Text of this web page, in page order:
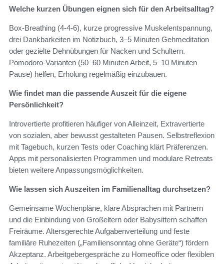
Welche kurzen Übungen eignen sich für den Arbeitsalltag?
Box‑Breathing (4‑4‑6), kurze progressive Muskelentspannung,
drei Dankbarkeiten im Notizbuch, 3–5 Minuten Gehmeditation
oder gezielte Dehnübungen für Nacken und Schultern.
Pomodoro‑Varianten (50–60 Minuten Arbeit, 5–10 Minuten
Pause) helfen, Erholung regelmäßig einzubauen.
Wie findet man die passende Auszeit für die eigene
Persönlichkeit?
Introvertierte profitieren häufiger von Alleinzeit, Extravertierte
von sozialen, aber bewusst gestalteten Pausen. Selbstreflexion
mit Tagebuch, kurzen Tests oder Coaching klärt Präferenzen.
Apps mit personalisierten Programmen und modulare Retreats
bieten weitere Anpassungsmöglichkeiten.
Wie lassen sich Auszeiten im Familienalltag durchsetzen?
Gemeinsame Wochenpläne, klare Absprachen mit Partnern
und die Einbindung von Großeltern oder Babysittern schaffen
Freiräume. Altersgerechte Aufgabenverteilung und feste
familiäre Ruhezeiten („Familiensonntag ohne Geräte“) fördern
Akzeptanz. Arbeitgebergespräche zu Homeoffice oder flexiblen